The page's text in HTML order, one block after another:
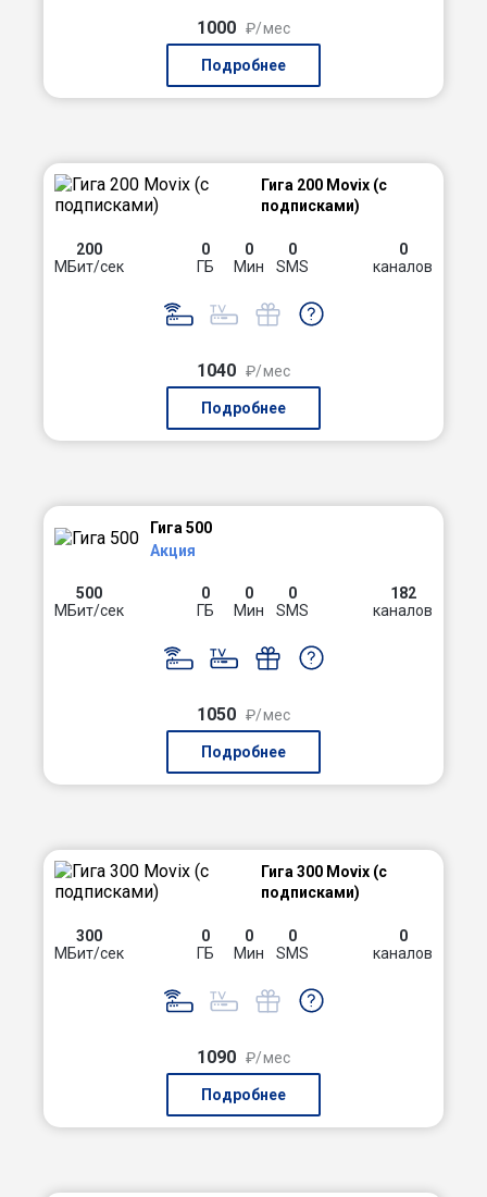
1000 ₽/мес
Подробнее
Гига 200 Movix (с
подписками)
200
МБит/сек
0
ГБ
0
Мин
0
SMS
0
каналов
1040 ₽/мес
Подробнее
Гига 500
Акция
500
МБит/сек
0
ГБ
0
Мин
0
SMS
182
каналов
1050 ₽/мес
Подробнее
Гига 300 Movix (с
подписками)
300
МБит/сек
0
ГБ
0
Мин
0
SMS
0
каналов
1090 ₽/мес
Подробнее